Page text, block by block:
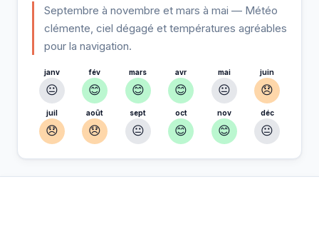
Septembre à novembre et mars à mai — Météo
clémente, ciel dégagé et températures agréables
pour la navigation.
janv
😐
fév
😊
mars
😊
avr
😊
mai
😐
juin
😞
juil
😞
août
😞
sept
😐
oct
😊
nov
😊
déc
😐